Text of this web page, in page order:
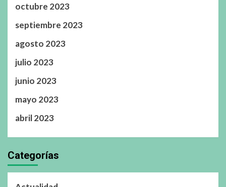
octubre 2023
septiembre 2023
agosto 2023
julio 2023
junio 2023
mayo 2023
abril 2023
Categorías